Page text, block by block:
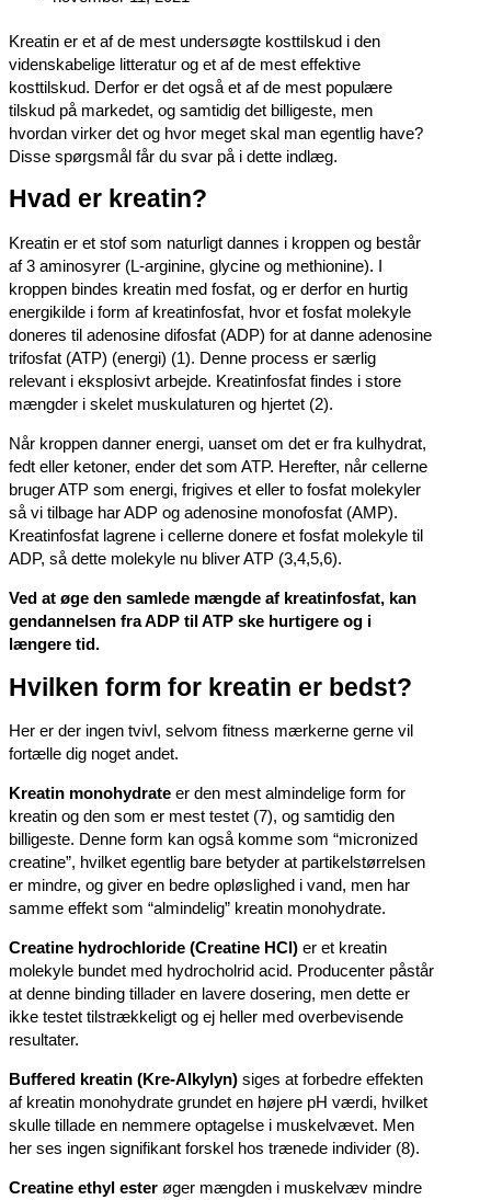
Kreatin er et af de mest undersøgte kosttilskud i den
videnskabelige litteratur og et af de mest effektive
kosttilskud. Derfor er det også et af de mest populære
tilskud på markedet, og samtidig det billigeste, men
hvordan virker det og hvor meget skal man egentlig have?
Disse spørgsmål får du svar på i dette indlæg.
Hvad er kreatin?
Kreatin er et stof som naturligt dannes i kroppen og består
af 3 aminosyrer (L-arginine, glycine og methionine). I
kroppen bindes kreatin med fosfat, og er derfor en hurtig
energikilde i form af kreatinfosfat, hvor et fosfat molekyle
doneres til adenosine difosfat (ADP) for at danne adenosine
trifosfat (ATP) (energi) (1). Denne process er særlig
relevant i eksplosivt arbejde. Kreatinfosfat findes i store
mængder i skelet muskulaturen og hjertet (2).
Når kroppen danner energi, uanset om det er fra kulhydrat,
fedt eller ketoner, ender det som ATP. Herefter, når cellerne
bruger ATP som energi, frigives et eller to fosfat molekyler
så vi tilbage har ADP og adenosine monofosfat (AMP).
Kreatinfosfat lagrene i cellerne donere et fosfat molekyle til
ADP, så dette molekyle nu bliver ATP (3,4,5,6).
Ved at øge den samlede mængde af kreatinfosfat, kan
gendannelsen fra ADP til ATP ske hurtigere og i
længere tid.
Hvilken form for kreatin er bedst?
Her er der ingen tvivl, selvom fitness mærkerne gerne vil
fortælle dig noget andet.
Kreatin monohydrate er den mest almindelige form for
kreatin og den som er mest testet (7), og samtidig den
billigeste. Denne form kan også komme som “micronized
creatine”, hvilket egentlig bare betyder at partikelstørrelsen
er mindre, og giver en bedre opløslighed i vand, men har
samme effekt som “almindelig” kreatin monohydrate.
Creatine hydrochloride (Creatine HCl) er et kreatin
molekyle bundet med hydrocholrid acid. Producenter påstår
at denne binding tillader en lavere dosering, men dette er
ikke testet tilstrækkeligt og ej heller med overbevisende
resultater.
Buffered kreatin (Kre-Alkylyn) siges at forbedre effekten
af kreatin monohydrate grundet en højere pH værdi, hvilket
skulle tillade en nemmere optagelse i muskelvævet. Men
her ses ingen signifikant forskel hos trænede individer (8).
Creatine ethyl ester øger mængden i muskelvæv mindre